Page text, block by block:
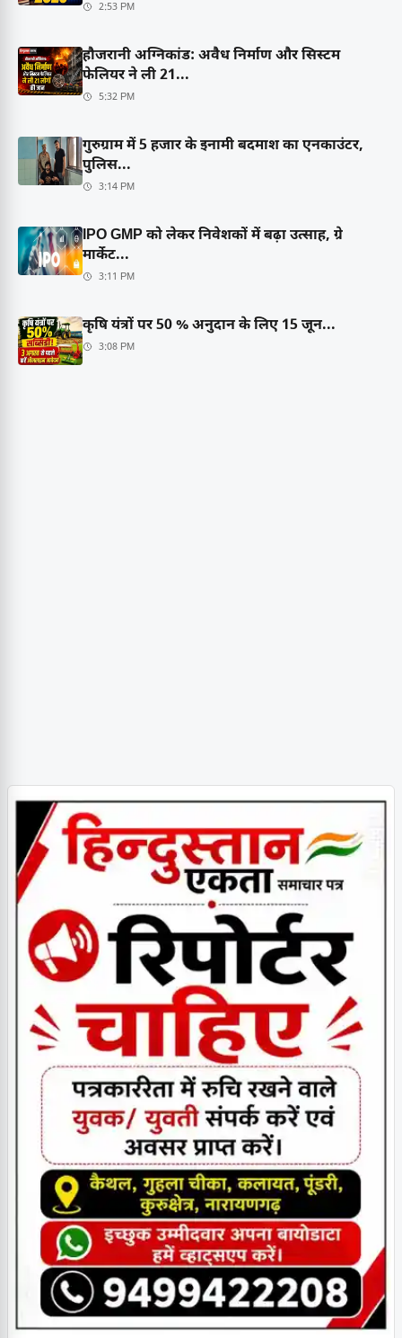
2:53 PM
हौजरानी अग्निकांड: अवैध निर्माण और सिस्टम
फेलियर ने ली 21...
5:32 PM
गुरुग्राम में 5 हजार के इनामी बदमाश का एनकाउंटर,
पुलिस...
3:14 PM
IPO GMP को लेकर निवेशकों में बढ़ा उत्साह, ग्रे
मार्केट...
3:11 PM
कृषि यंत्रों पर 50 % अनुदान के लिए 15 जून...
3:08 PM